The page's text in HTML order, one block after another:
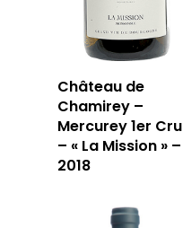
Château de
Chamirey –
Mercurey 1er Cru
– « La Mission » –
2018